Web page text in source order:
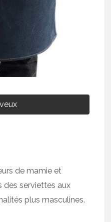
de mamie et
serviettes aux
plus masculines.